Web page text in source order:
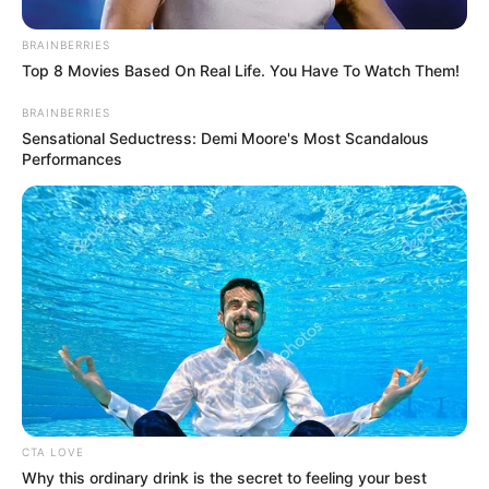
ΣΗΜΑΝΤΙΚΕΣ ΕΙΔΗΣΕΙΣ
Ο CEO της Moderna κρεμάστηκε στο
GITMO
Ο CEO της Moderna κρεμάστηκε στο GITMO.. Της εκτέλεσης
προηγήθηκε στρατιωτικό δικαστήριο το οποίο και τον
καταδίκασε για εγκλήματα κατά της ανθρωπότητας.. Μια
είδηση με...
BRAINBERRIES
Top 8 Movies Based On Real Life. You Have To Watch Them!
BRAINBERRIES
Sensational Seductress: Demi Moore's Most Scandalous
Performances
CTA LOVE
Why this ordinary drink is the secret to feeling your best